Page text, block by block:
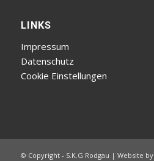
LINKS
Impressum
Datenschutz
Cookie Einstellungen
© Copyright - S.K.G Rodgau | Website by